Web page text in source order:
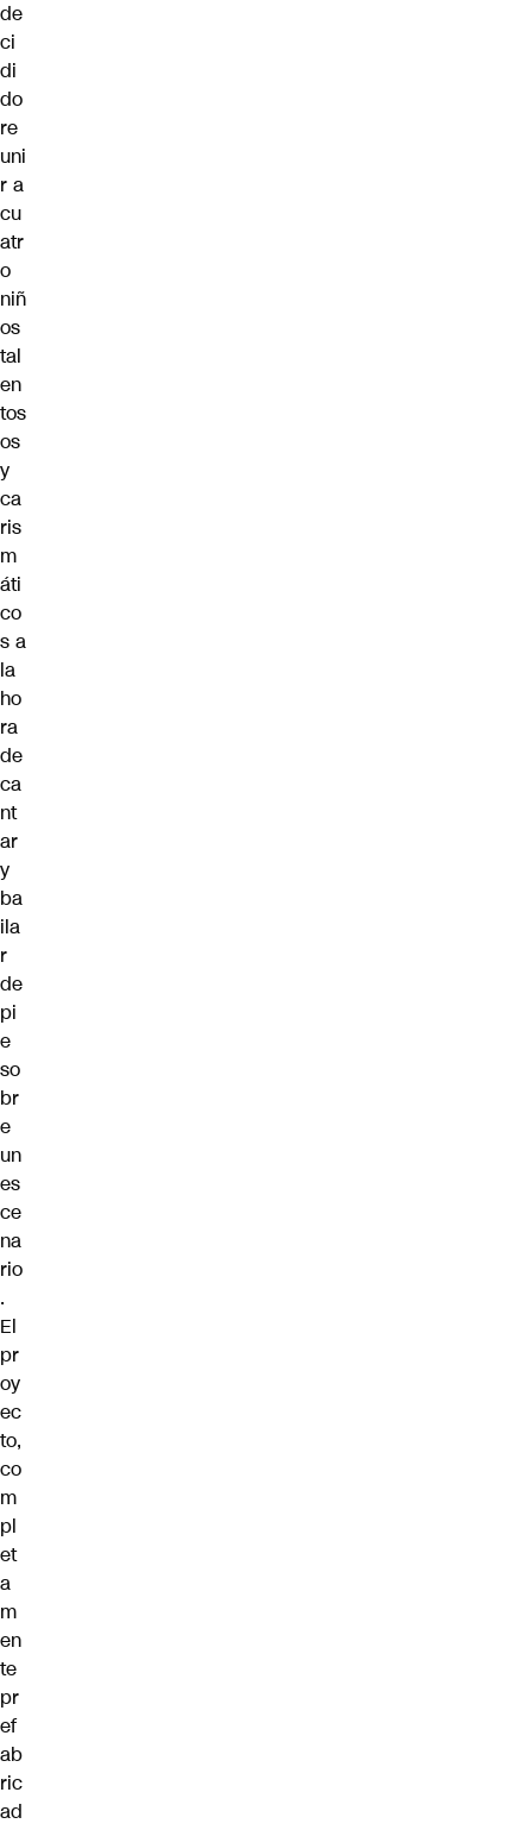
de
ci
di
do
re
uni
r a
cu
atr
o
niñ
os
tal
en
tos
os
y
ca
ris
m
áti
co
s a
la
ho
ra
de
ca
nt
ar
y
ba
ila
r
de
pi
e
so
br
e
un
es
ce
na
rio
.
El
pr
oy
ec
to,
co
m
pl
et
a
m
en
te
pr
ef
ab
ric
ad